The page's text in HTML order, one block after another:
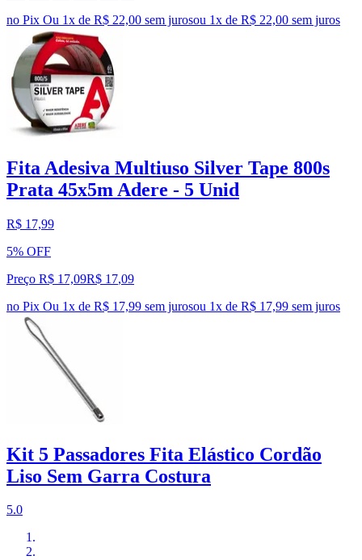
no Pix Ou 1x de R$ 22,00 sem jurosou 1x de R$ 22,00 sem juros
Fita Adesiva Multiuso Silver Tape 800s
Prata 45x5m Adere - 5 Unid
R$ 17,99
5% OFF
Preço R$ 17,09R$ 17,09
no Pix Ou 1x de R$ 17,99 sem jurosou 1x de R$ 17,99 sem juros
Kit 5 Passadores Fita Elástico Cordão
Liso Sem Garra Costura
5.0